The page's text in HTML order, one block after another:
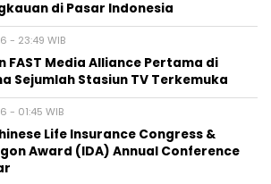
di Pasar Indonesia
- 23:49 WIB
FAST Media Alliance Pertama di
Sejumlah Stasiun TV Terkemuka
- 01:45 WIB
Life Insurance Congress &
Award (IDA) Annual Conference